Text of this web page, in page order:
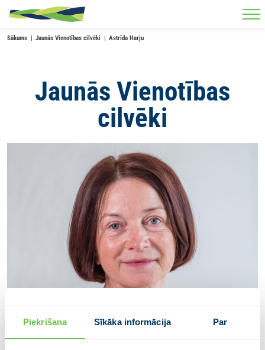
Piekrišana Sīkāka informācija Par
Skip to main content
Sākums Jaunās Vienotības cilvēki Astrīda Harju
Jaunās Vienotības
cilvēki